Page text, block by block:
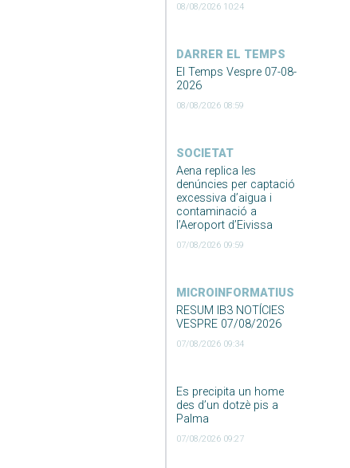
08/08/2026 10:24
DARRER EL TEMPS
El Temps Vespre 07-08-
2026
08/08/2026 08:59
SOCIETAT
Aena replica les
denúncies per captació
excessiva d’aigua i
contaminació a
l’Aeroport d’Eivissa
07/08/2026 09:59
MICROINFORMATIUS
RESUM IB3 NOTÍCIES
VESPRE 07/08/2026
07/08/2026 09:34
Es precipita un home
des d’un dotzè pis a
Palma
07/08/2026 09:27